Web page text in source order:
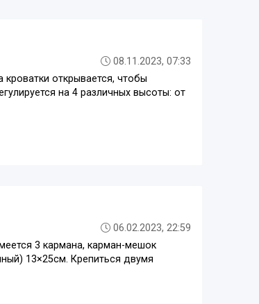
08.11.2023, 07:33
открывается, чтобы
на 4 различных высоты: от
06.02.2023, 22:59
3 кармана, карман-мешок
13×25см. Крепиться двумя